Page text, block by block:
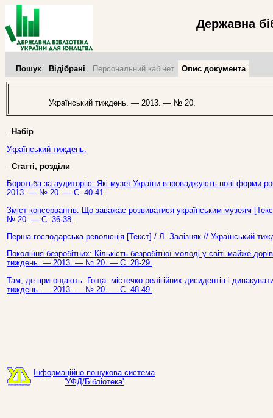
Державна
Пошук Відібрані Персональний кабінет Опис документа
Український тиждень. — 2013. — № 20.
- Набір
Український тиждень.
- Статті, розділи
Боротьба за аудиторію: Які музеї України впроваджують нові форми
2013. — № 20. — С. 40-41.
Зміст консервантів: Що заважає розвиватися українським музеям
№ 20. — С. 36-38.
Перша господарська революція [Текст] / Л. Залізняк //
Покоління безробітних: Кількість безробітної молоді у світі майже
тиждень. — 2013. — № 20. — С. 28-29.
Там, де пригощають: Гоща: містечко релігійних дисидентів і
тиждень. — 2013. — № 20. — С. 48-49.
Інформаційно-пошукова система
'УФД/Бібліотека'